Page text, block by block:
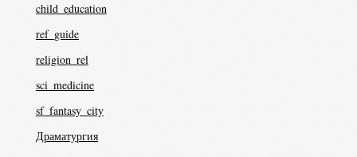
child_education
ref_guide
religion_rel
sci_medicine
sf_fantasy_city
Драматургия